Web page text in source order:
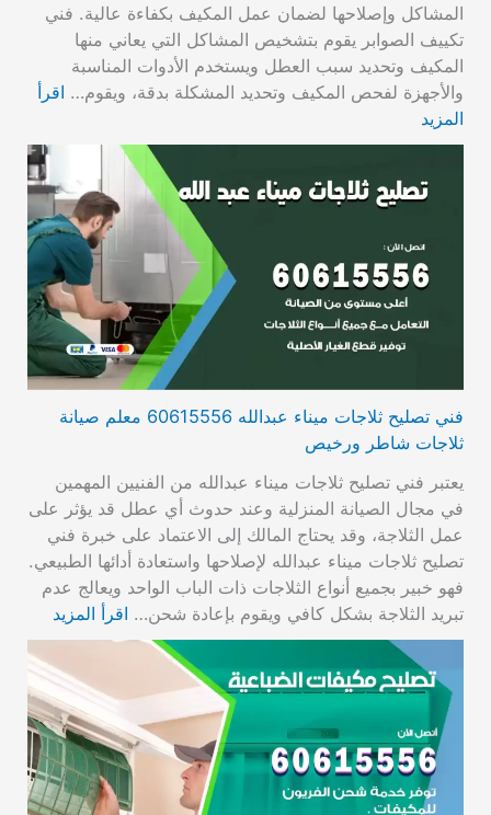
المشاكل وإصلاحها لضمان عمل المكيف بكفاءة عالية. فني
تكييف الصوابر يقوم بتشخيص المشاكل التي يعاني منها
المكيف وتحديد سبب العطل ويستخدم الأدوات المناسبة
والأجهزة لفحص المكيف وتحديد المشكلة بدقة، ويقوم… اقرأ
المزيد
فني تصليح ثلاجات ميناء عبدالله 60615556 معلم صيانة
ثلاجات شاطر ورخيص
يعتبر فني تصليح ثلاجات ميناء عبدالله من الفنيين المهمين
في مجال الصيانة المنزلية وعند حدوث أي عطل قد يؤثر على
عمل الثلاجة، وقد يحتاج المالك إلى الاعتماد على خبرة فني
تصليح ثلاجات ميناء عبدالله لإصلاحها واستعادة أدائها الطبيعي.
فهو خبير بجميع أنواع الثلاجات ذات الباب الواحد ويعالج عدم
تبريد الثلاجة بشكل كافي ويقوم بإعادة شحن… اقرأ المزيد